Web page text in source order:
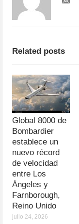
Related posts
Global 8000 de
Bombardier
establece un
nuevo récord
de velocidad
entre Los
Ángeles y
Farnborough,
Reino Unido
julio 24, 2026